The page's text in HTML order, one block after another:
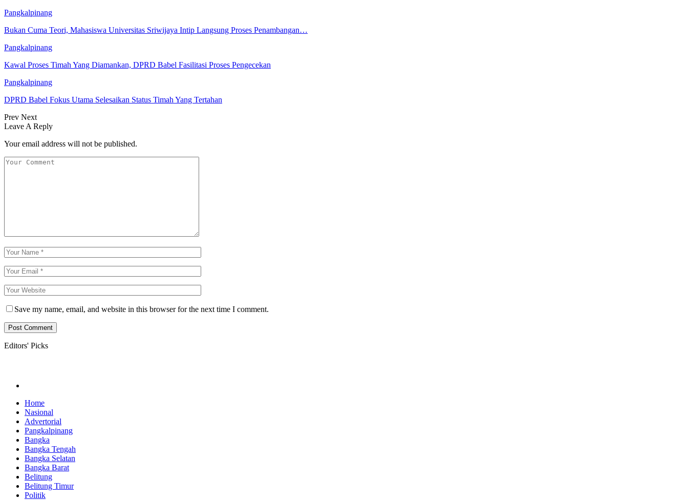
Pangkalpinang
Bukan Cuma Teori, Mahasiswa Universitas Sriwijaya Intip Langsung Proses Penambangan…
Pangkalpinang
Kawal Proses Timah Yang Diamankan, DPRD Babel Fasilitasi Proses Pengecekan
Pangkalpinang
DPRD Babel Fokus Utama Selesaikan Status Timah Yang Tertahan
Prev Next
Leave A Reply
Your email address will not be published.
Save my name, email, and website in this browser for the next time I comment.
Editors' Picks
Home
Nasional
Advertorial
Pangkalpinang
Bangka
Bangka Tengah
Bangka Selatan
Bangka Barat
Belitung
Belitung Timur
Politik